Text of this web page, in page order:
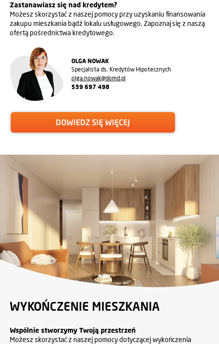
Zastanawiasz się nad kredytem?
Możesz skorzystać z naszej pomocy przy uzyskaniu finansowania
zakupu mieszkania bądź lokalu usługowego. Zapoznaj się z naszą
ofertą pośrednictwa kredytowego.
DOWIEDZ SIĘ WIĘCEJ
OLGA NOWAK
Specjalista ds. Kredytów Hipotecznych
olga.nowak@domd.pl
539 697 498
WYKOŃCZENIE MIESZKANIA
Wspólnie stworzymy Twoją przestrzeń
Możesz skorzystać z naszej pomocy dotyczącej wykończenia